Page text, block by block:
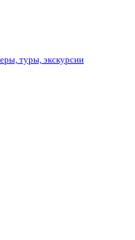
туры, экскурсии